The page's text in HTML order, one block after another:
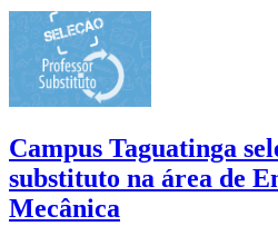
Campus Taguatinga
substituto na área de
Mecânica